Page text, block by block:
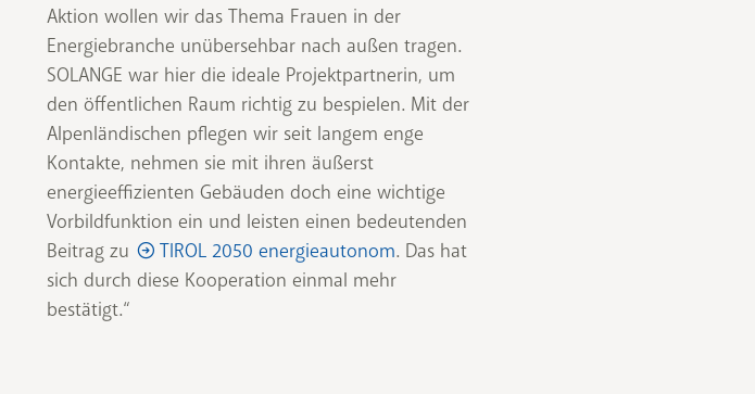
Aktion wollen wir das Thema Frauen in der
Energiebranche unübersehbar nach außen tragen.
SOLANGE war hier die ideale Projektpartnerin, um
den öffentlichen Raum richtig zu bespielen. Mit der
Alpenländischen pflegen wir seit langem enge
Kontakte, nehmen sie mit ihren äußerst
energieeffizienten Gebäuden doch eine wichtige
Vorbildfunktion ein und leisten einen bedeutenden
Beitrag zu
TIROL 2050 energieautonom. Das hat
sich durch diese Kooperation einmal mehr
bestätigt.“